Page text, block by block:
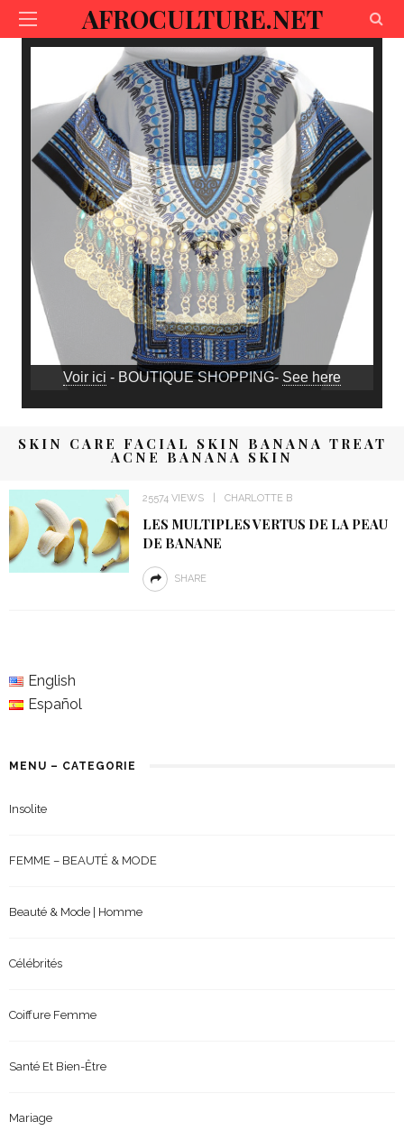
AFROCULTURE.NET
Voir ici - BOUTIQUE SHOPPING- See here
SKIN CARE FACIAL SKIN BANANA TREAT
ACNE BANANA SKIN
25574 VIEWS CHARLOTTE B
LES MULTIPLES VERTUS DE LA PEAU
DE BANANE
SHARE
English
Español
MENU – CATEGORIE
Insolite
FEMME – BEAUTÉ & MODE
Beauté & Mode | Homme
Célébrités
Coiffure Femme
Santé Et Bien-Être
Mariage